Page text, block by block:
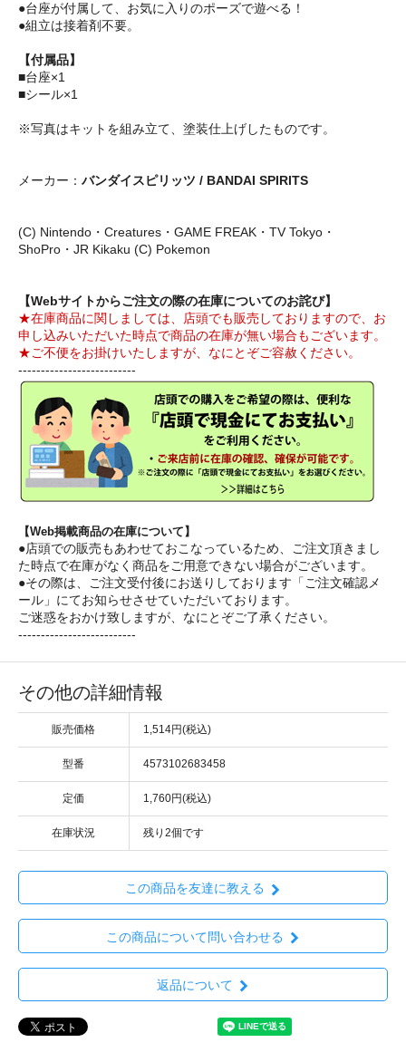
●台座が付属して、お気に入りのポーズで遊べる！
●組立は接着剤不要。
【付属品】
■台座×1
■シール×1
※写真はキットを組み立て、塗装仕上げしたものです。
メーカー： バンダイスピリッツ / BANDAI SPIRITS
(C) Nintendo・Creatures・GAME FREAK・TV Tokyo・
ShoPro・JR Kikaku (C) Pokemon
【Webサイトからご注文の際の在庫についてのお詫び】
★在庫商品に関しましては、店頭でも販売しておりますので、お
申し込みいただいた時点で商品の在庫が無い場合もございます。
★ご不便をお掛けいたしますが、なにとぞご容赦ください。
--------------------------
【Web掲載商品の在庫について】
●店頭での販売もあわせておこなっているため、ご注文頂きまし
た時点で在庫がなく商品をご用意できない場合がございます。
●その際は、ご注文受付後にお送りしております「ご注文確認メ
ール」にてお知らせさせていただいております。
ご迷惑をおかけ致しますが、なにとぞご了承ください。
--------------------------
その他の詳細情報
販売価格 1,514円(税込)
型番 4573102683458
定価 1,760円(税込)
在庫状況 残り2個です
この商品を友達に教える
この商品について問い合わせる
返品について